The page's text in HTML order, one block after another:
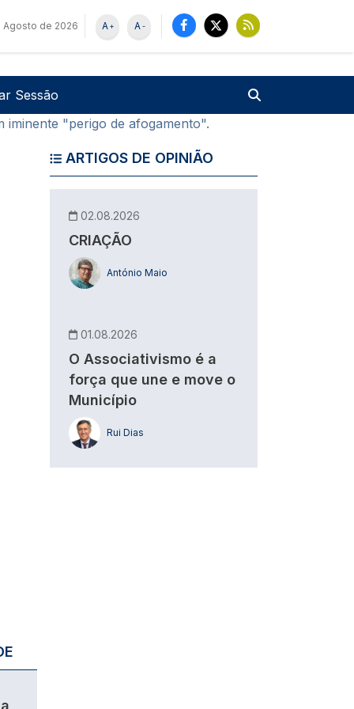
Agosto de 2026 -
A
+
A
de utilizador
Sessão
iminente "perigo de afogamento".
ARTIGOS DE OPINIÃO
02.08.2026
CRIAÇÃO
António Maio
01.08.2026
O Associativismo é a
força que une e move o
Município
Rui Dias